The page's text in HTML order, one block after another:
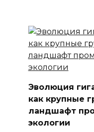
Эволюция
как крупные
ландшафт
экологии